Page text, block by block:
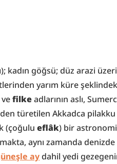
kadın göğsü; düz arazi
yarım küre
ve filke adlarının aslı,
türetilen Akkadca
(çoğulu eflâk) bir
aynı zamanda
ay dahil yedi